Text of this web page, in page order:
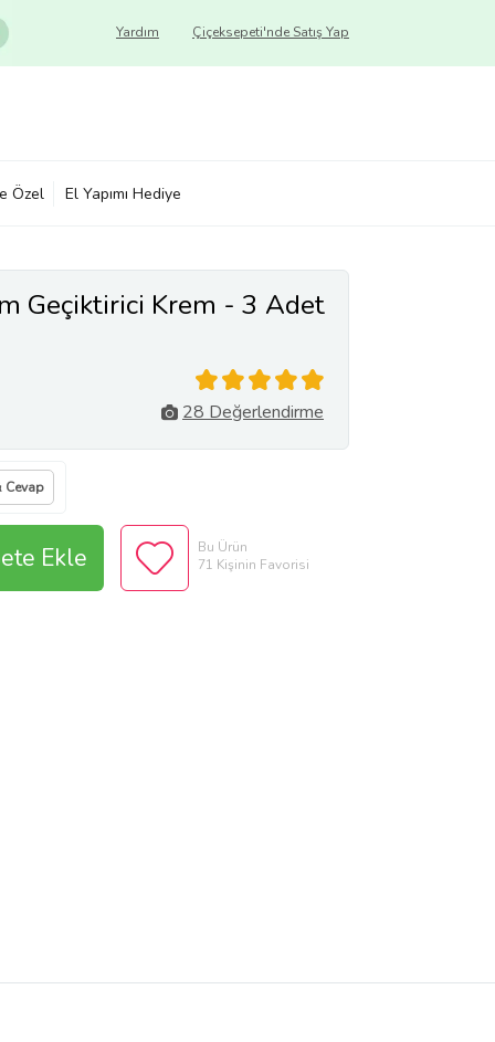
Çiçeksepeti'nde Satış Yap
Yardım
Özel El Yapımı Hediye
Geçiktirici Krem - 3 Adet
28 Değerlendirme
Cevap
Ekle
Bu Ürün
71 Kişinin Favorisi